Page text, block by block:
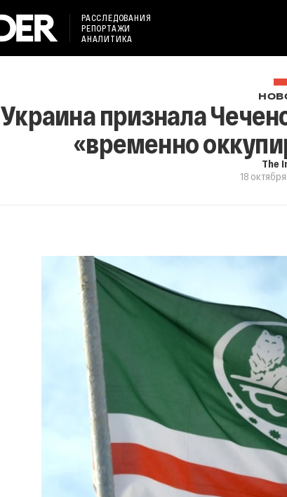
РАССЛЕДОВАНИЯ
РЕПОРТАЖИ
АНАЛИТИКА
Украина признала
«временно
The
18 октября